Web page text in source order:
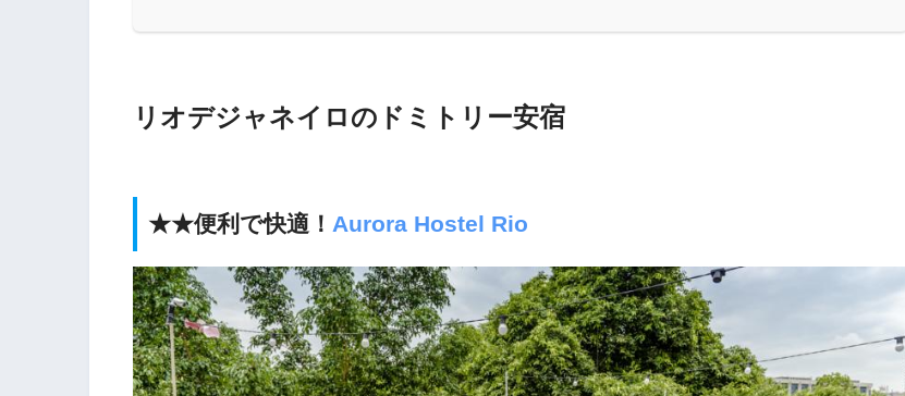
リオデジャネイロのドミトリー安宿
★★便利で快適！ Aurora Hostel Rio